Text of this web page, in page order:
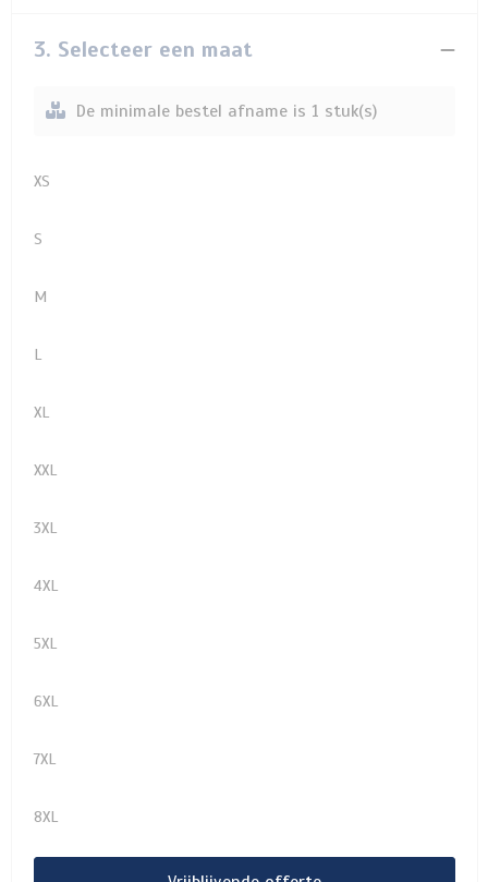
3. Selecteer een maat
De minimale bestel afname is 1 stuk(s)
XS
S
M
L
XL
XXL
3XL
4XL
5XL
6XL
7XL
8XL